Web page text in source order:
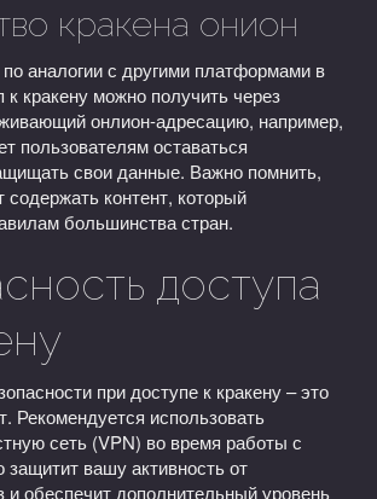
кракена онион
по аналогии с другими платформами в
к кракену можно получить через
онлион-адресацию, например,
пользователям оставаться
свои данные. Важно помнить,
содержать контент, который
большинства стран.
доступа
при доступе к кракену – это
Рекомендуется использовать
сеть (VPN) во время работы с
вашу активность от
и обеспечит дополнительный уровень